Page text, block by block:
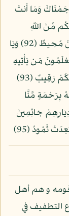
وَمَا أَنتَ
مِّنَ اللّهِ
وَاتَّخَذْتُمُوهُ وَرَاءكُمْ ظِهْرِيًّا إِنَّ رَبِّي بِمَا تَعْمَلُونَ مُحِيطٌ (92) وَيَا
مَن يَأْتِيهِ
عَذَابٌ يُخْزِيهِ وَمَنْ هُوَ كَاذِبٌ وَارْتَقِبُواْ إِنِّي مَعَكُمْ رَقِيبٌ (93)
بِرَحْمَةٍ مَّنَّا
جَاثِمِينَ
و هم أهل
التطفيف في